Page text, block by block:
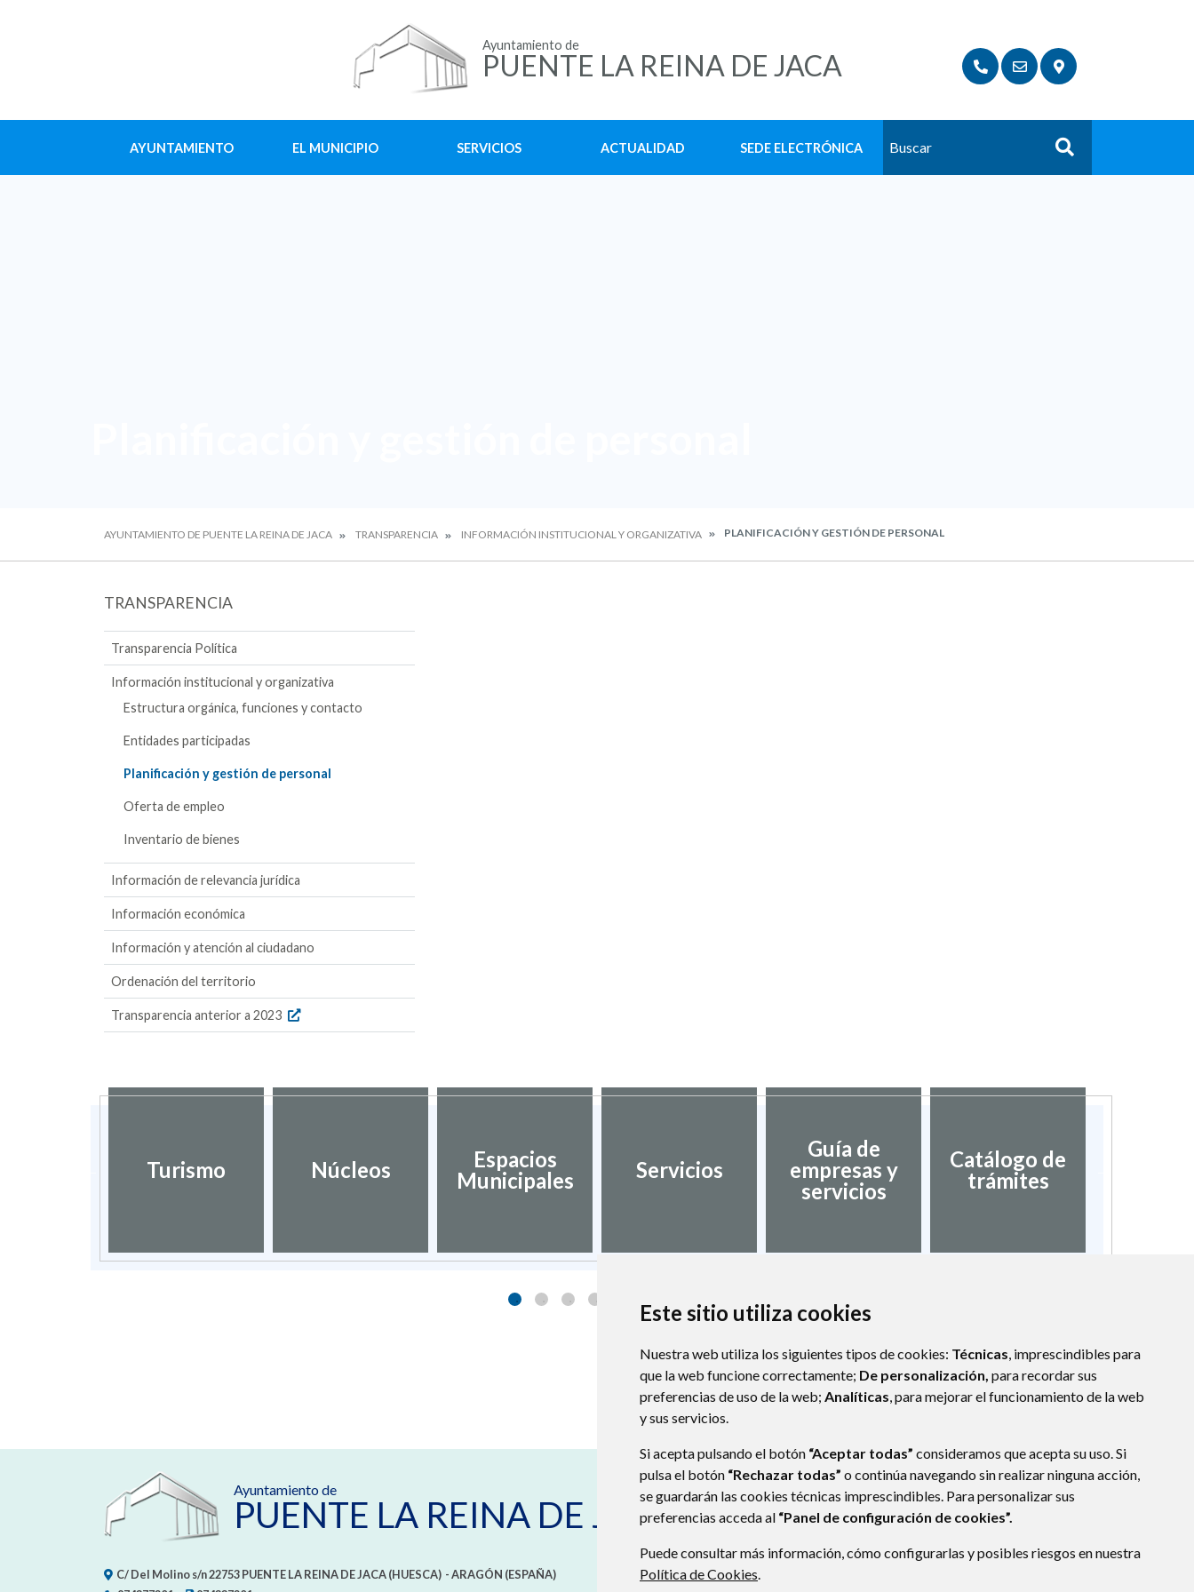
Este sitio utiliza cookies
Nuestra web utiliza los siguientes tipos de cookies: Técnicas, imprescindibles para
que la web funcione correctamente; De personalización, para recordar sus
preferencias de uso de la web; Analíticas, para mejorar el funcionamiento de la web
y sus servicios.
Si acepta pulsando el botón “Aceptar todas” consideramos que acepta su uso. Si
pulsa el botón “Rechazar todas” o continúa navegando sin realizar ninguna acción,
se guardarán las cookies técnicas imprescindibles. Para personalizar sus
preferencias acceda al “Panel de configuración de cookies”.
Puede consultar más información, cómo configurarlas y posibles riesgos en nuestra
Política de Cookies.
Ayuntamiento de
PUENTE LA REINA DE JACA
AYUNTAMIENTO EL MUNICIPIO SERVICIOS ACTUALIDAD SEDE ELECTRÓNICA Buscar
AYUNTAMIENTO DE PUENTE LA REINA DE JACA TRANSPARENCIA INFORMACIÓN INSTITUCIONAL Y ORGANIZATIVA PLANIFICACIÓN Y GESTIÓN DE PERSONAL
TRANSPARENCIA
Transparencia Política
Información institucional y organizativa
Estructura orgánica, funciones y contacto
Entidades participadas
Planificación y gestión de personal
Oferta de empleo
Inventario de bienes
Información de relevancia jurídica
Información económica
Información y atención al ciudadano
Ordenación del territorio
Transparencia anterior a 2023
Turismo Núcleos
Espacios
Municipales
Servicios
Guía de
empresas y
servicios
Catálogo de
trámites
Ayuntamiento de
PUENTE LA REINA DE JACA
C/ Del Molino s/n22753PUENTE LA REINA DE JACA (HUESCA) - ARAGÓN (ESPAÑA)